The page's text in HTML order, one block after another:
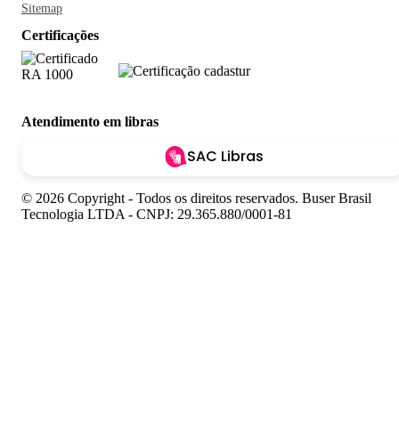
Sitemap
Certificações
Atendimento em libras
SAC Libras
© 2026 Copyright - Todos os direitos reservados. Buser Brasil
Tecnologia LTDA - CNPJ: 29.365.880/0001-81